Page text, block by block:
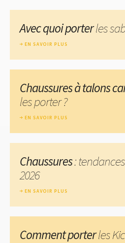
Avec quoi porterles
EN SAVOIR PLUS
Chaussures à talons
les porter ?
EN SAVOIR PLUS
Chaussures:
2026
EN SAVOIR PLUS
Comment porterles